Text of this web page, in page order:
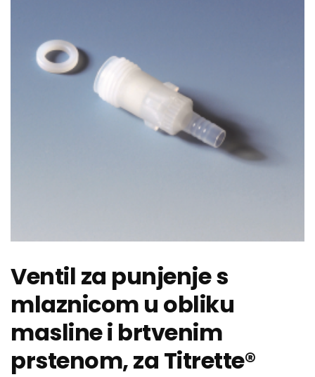
Ventil za punjenje s
mlaznicom u obliku
masline i brtvenim
prstenom, za Titrette®